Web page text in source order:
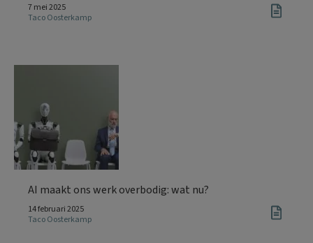
7 mei 2025
Taco Oosterkamp
AI maakt ons werk overbodig: wat nu?
14 februari 2025
Taco Oosterkamp